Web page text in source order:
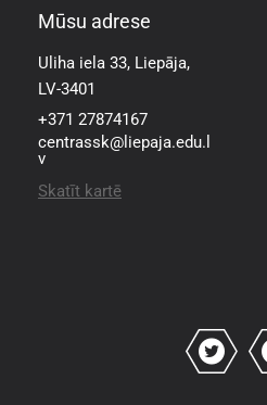
Mūsu adrese
Uliha iela 33, Liepāja,
LV-3401
+371 27874167
centrassk@liepaja.edu.l
v
Skatīt kartē